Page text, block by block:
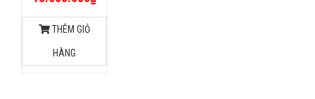
THÊM GIỎ
HÀNG